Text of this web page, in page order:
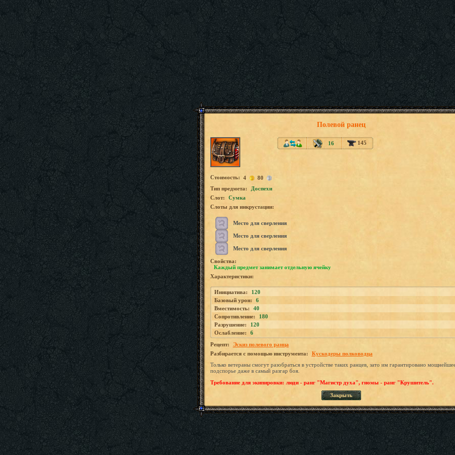
Полевой ранец
16 145
Стоимость: 4
80
Tип предмета:
Доспехи
Слот:
Сумка
Слоты для инкрустации:
Место для сверления
Место для сверления
Место для сверления
Свойства:
Каждый предмет занимает отдельную ячейку
Характеристики:
Инициатива:
120
Базовый урон:
6
Вместимость:
40
Сопротивление:
180
Разрушение:
120
Ослабление:
6
Рецепт:
Эскиз полевого ранца
Разбирается с помощью инструмента:
Кускодеры полководца
Только ветераны смогут разобраться в устройстве таких ранцев, зато им гарантировано
подспорье даже в самый разгар боя.
Требование для экипировки: люди - ранг "Магистр духа", гномы - ранг "Крушитель".
Закрыть